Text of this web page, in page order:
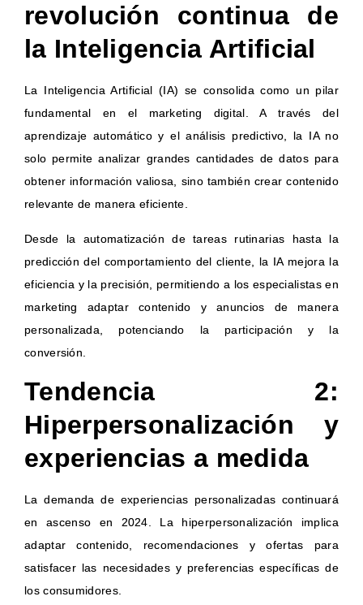
revolución continua de
la Inteligencia Artificial
La Inteligencia Artificial (IA) se consolida como un pilar
fundamental en el marketing digital. A través del
aprendizaje automático y el análisis predictivo, la IA no
solo permite analizar grandes cantidades de datos para
obtener información valiosa, sino también crear contenido
relevante de manera eficiente.
Desde la automatización de tareas rutinarias hasta la
predicción del comportamiento del cliente, la IA mejora la
eficiencia y la precisión, permitiendo a los especialistas en
marketing adaptar contenido y anuncios de manera
personalizada, potenciando la participación y la
conversión.
Tendencia 2:
Hiperpersonalización y
experiencias a medida
La demanda de experiencias personalizadas continuará
en ascenso en 2024. La hiperpersonalización implica
adaptar contenido, recomendaciones y ofertas para
satisfacer las necesidades y preferencias específicas de
los consumidores.